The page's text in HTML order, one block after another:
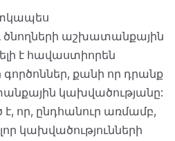
աշխատանքային
է հավաստիորեն
գործոններ, քանի որ դրանք
կախվածությանը:
որ, ընդհանուր առմամբ,
կախվածությունների